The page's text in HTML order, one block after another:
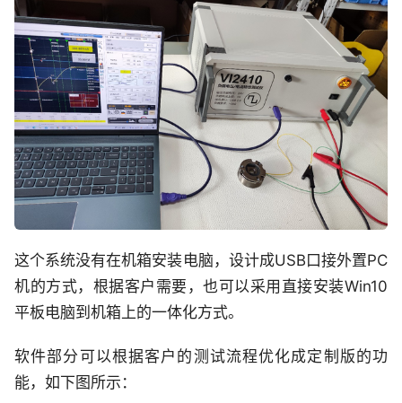
这个系统没有在机箱安装电脑，设计成USB口接外置PC
机的方式，根据客户需要，也可以采用直接安装Win10
平板电脑到机箱上的一体化方式。
软件部分可以根据客户的测试流程优化成定制版的功
能，如下图所示：